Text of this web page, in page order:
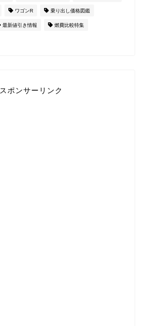
ワゴンR 乗り出し価格図鑑
最新値引き情報 燃費比較特集
スポンサーリンク